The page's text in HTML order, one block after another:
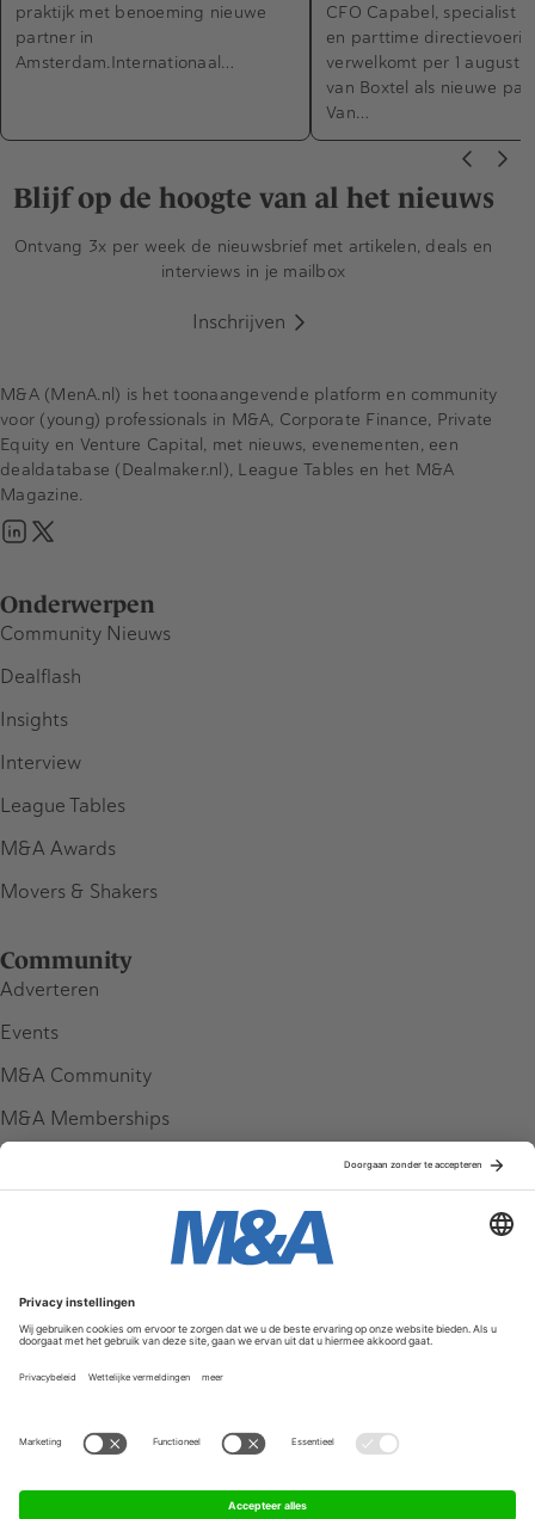
praktijk met benoeming nieuwe
partner in
Amsterdam.Internationaal…
CFO Capabel, specialist
en parttime
verwelkomt per 1
van Boxtel als nieuwe
Van…
Blijf op de hoogte van al het nieuws
Ontvang 3x per week de nieuwsbrief met artikelen, deals en
interviews in je mailbox
Inschrijven
Onderwerpen
Community Nieuws
Dealflash
Insights
Interview
League Tables
M&A Awards
Movers & Shakers
Community
Adverteren
Events
M&A Community
M&A Memberships
Service & Contact
Contact
FAQ
Werken bij ons
M&A (MenA.nl) is het toonaangevende platform en community
voor (young) professionals in M&A, Corporate Finance, Private
Equity en Venture Capital, met nieuws, evenementen, een
dealdatabase (Dealmaker.nl), League Tables en het M&A
Magazine.